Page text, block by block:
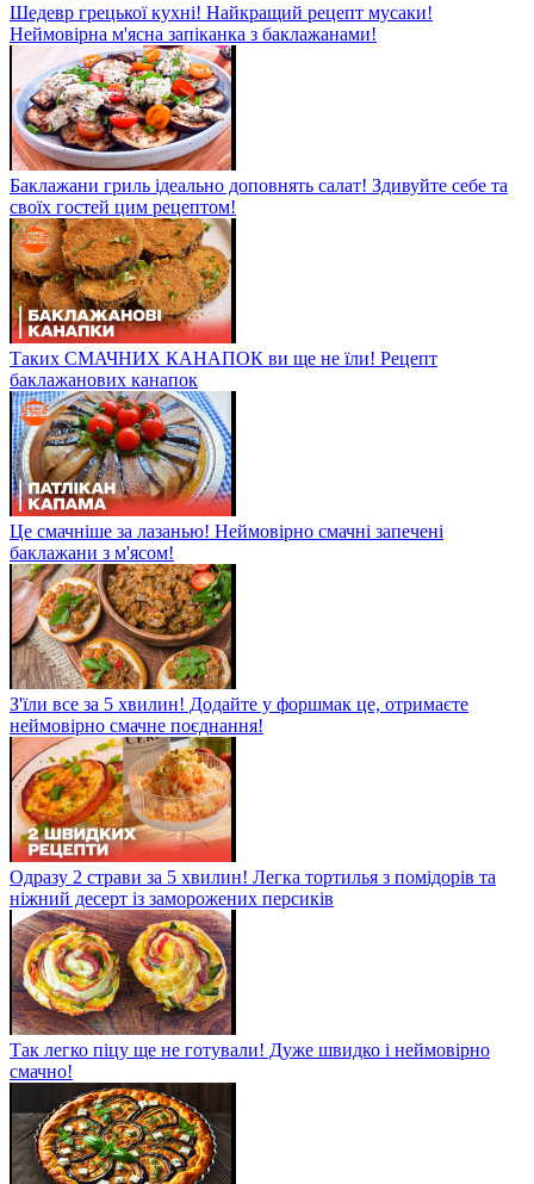
Шедевр грецької кухні! Найкращий рецепт мусаки!
Неймовірна м'ясна запіканка з баклажанами!
Баклажани гриль ідеально доповнять салат! Здивуйте себе та
своїх гостей цим рецептом!
Таких СМАЧНИХ КАНАПОК ви ще не їли! Рецепт
баклажанових канапок
Це смачніше за лазанью! Неймовірно смачні запечені
баклажани з м'ясом!
З'їли все за 5 хвилин! Додайте у форшмак це, отримаєте
неймовірно смачне поєднання!
Одразу 2 страви за 5 хвилин! Легка тортилья з помідорів та
ніжний десерт із заморожених персиків
Так легко піцу ще не готували! Дуже швидко і неймовірно
смачно!